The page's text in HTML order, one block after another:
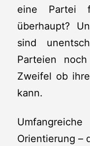
eine Partei
überhaupt?
sind
Parteien
Zweifel ob
kann.
Orientierung –